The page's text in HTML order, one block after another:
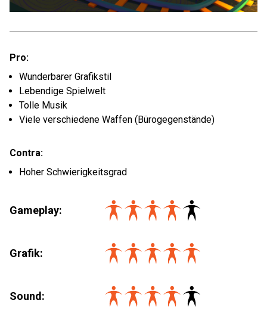
Pro:
Wunderbarer Grafikstil
Lebendige Spielwelt
Tolle Musik
Viele verschiedene Waffen (Bürogegenstände)
Contra:
Hoher Schwierigkeitsgrad
Gameplay:
Grafik:
Sound: